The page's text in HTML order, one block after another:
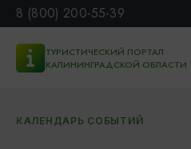
8 (800) 200-55-39
ТУРИСТИЧЕСКИЙ ПОРТАЛ
КАЛИНИНГРАДСКОЙ ОБЛАСТИ
КАЛЕНДАРЬ СОБЫТИЙ